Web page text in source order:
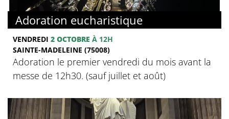
Adoration eucharistique
VENDREDI 2 OCTOBRE À 12H
SAINTE-MADELEINE (75008)
Adoration le premier vendredi du mois avant la
messe de 12h30. (sauf juillet et août)